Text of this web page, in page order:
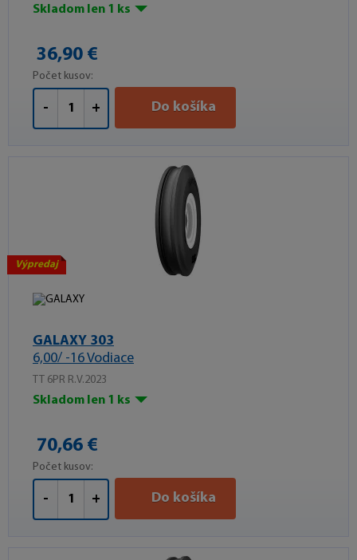
Skladom len 1 ks
36,90 €
Počet kusov:
- + Do košíka
Výpredaj
GALAXY 303
6,00/ -16 Vodiace
TT 6PR R.V.2023
Skladom len 1 ks
70,66 €
Počet kusov:
- + Do košíka